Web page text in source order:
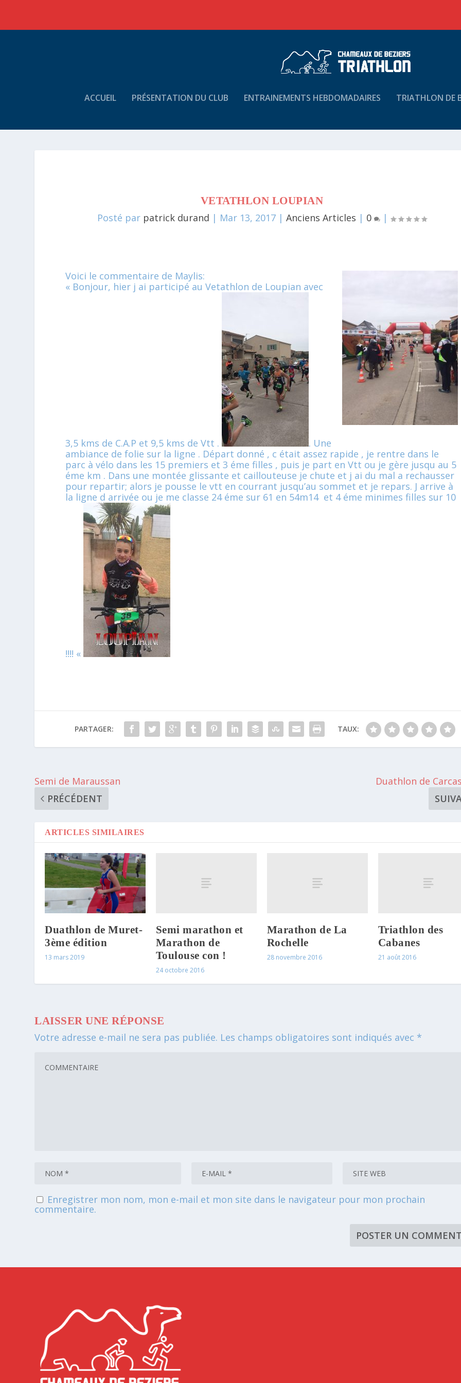
ACCUEIL PRÉSENTATION DU CLUB ENTRAINEMENTS HEBDOMADAIRES TRIATHLON DE
VETATHLON LOUPIAN
Posté par patrick durand | Mar 13, 2017| Anciens Articles | 0 |
Voici le commentaire de Maylis:
« Bonjour, hier j ai participé au Vetathlon de Loupian avec
3,5 kms de C.A.P et 9,5 kms de Vtt .
. Une
ambiance de folie sur la ligne . Départ donné , c était assez rapide , je rentre dans le
parc à vélo dans les 15 premiers et 3 éme filles , puis je part en Vtt ou je gère jusqu au 5
éme km . Dans une montée glissante et caillouteuse je chute et j ai du mal a rechausser
pour repartir; alors je pousse le vtt en courrant jusqu’au sommet et je repars. J arrive à
la ligne d arrivée ou je me classe 24 éme sur 61 en 54m14 et 4 éme minimes filles sur 10
!!!! «
PARTAGER: TAUX:
Semi de Maraussan
PRÉCÉDENT
Duathlon de
ARTICLES SIMILAIRES
Duathlon de Muret-
3ème édition
13 mars 2019
Semi marathon et
Marathon de
Toulouse con !
24 octobre 2016
Marathon de La
Rochelle
28 novembre 2016
Triathlon des
Cabanes
21 août 2016
LAISSER UNE RÉPONSE
Votre adresse e-mail ne sera pas publiée. Les champs obligatoires sont indiqués avec *
Enregistrer mon nom, mon e-mail et mon site dans le navigateur pour mon prochain
commentaire.